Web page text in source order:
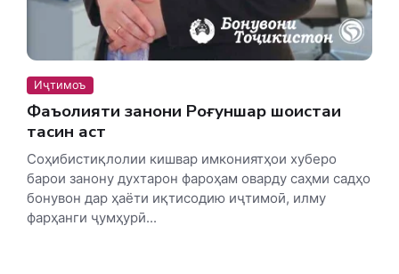
Иҷтимоъ
Фаъолияти занони Роғуншаҳр шоистаи
таҳсин аст
Соҳибистиқлолии кишвар имкониятҳои хуберо
барои занону духтарон фароҳам оварду саҳми садҳо
бонувон дар ҳаёти иқтисодию иҷтимоӣ, илму
фарҳанги ҷумҳурӣ...